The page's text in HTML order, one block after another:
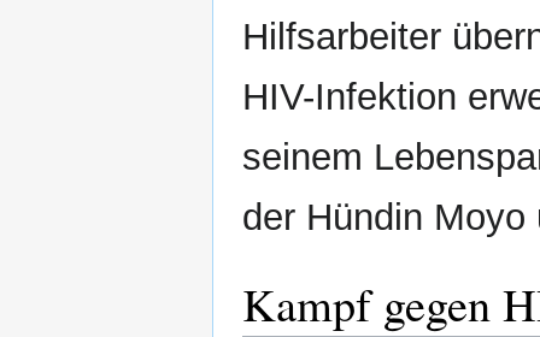
Hilfsarbeiter
HIV-Infektion
seinem
der Hündin
Kampf gegen